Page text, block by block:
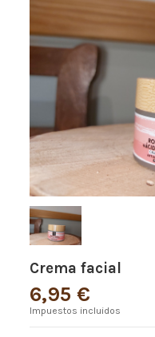
Crema facial
6,95 €
Impuestos incluidos